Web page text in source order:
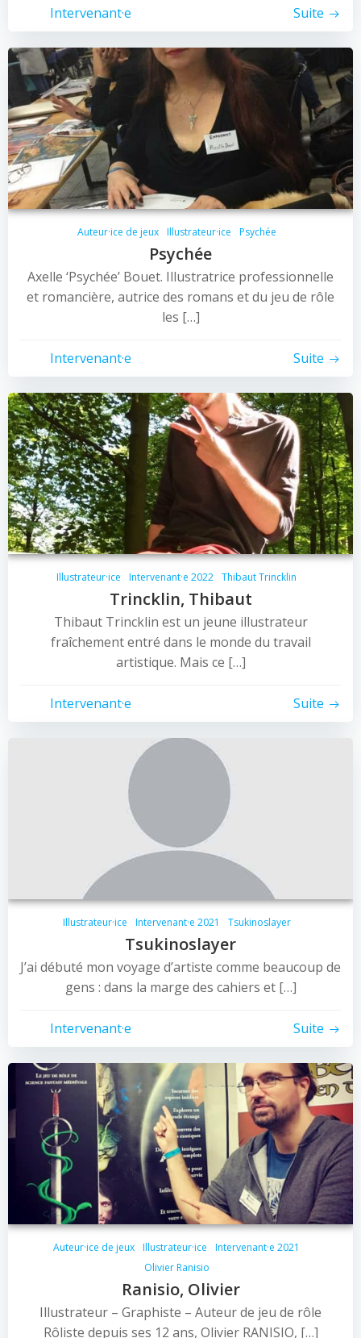
Intervenant·e Suite
Auteur·ice de jeux Illustrateur·ice Psychée
Psychée
Axelle ‘Psychée’ Bouet. Illustratrice professionnelle
et romancière, autrice des romans et du jeu de rôle
les […]
Intervenant·e Suite
Illustrateur·ice Intervenant·e 2022 Thibaut Trincklin
Trincklin, Thibaut
Thibaut Trincklin est un jeune illustrateur
fraîchement entré dans le monde du travail
artistique. Mais ce […]
Intervenant·e Suite
Illustrateur·ice Intervenant·e 2021 Tsukinoslayer
Tsukinoslayer
J’ai débuté mon voyage d’artiste comme beaucoup de
gens : dans la marge des cahiers et […]
Intervenant·e Suite
Auteur·ice de jeux Illustrateur·ice
Intervenant·e 2021
Olivier Ranisio
Ranisio, Olivier
Illustrateur – Graphiste – Auteur de jeu de rôle
Rôliste depuis ses 12 ans, Olivier RANISIO, […]